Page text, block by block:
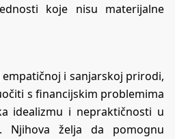
koje nisu materijalne
empatičnoj i sanjarskoj prirodi,
s financijskim problemima
idealizmu i nepraktičnosti u
Njihova želja da pomognu